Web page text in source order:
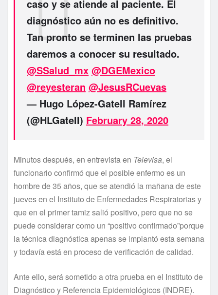
caso y se atiende al paciente. El
diagnóstico aún no es definitivo.
Tan pronto se terminen las pruebas
daremos a conocer su resultado.
@SSalud_mx @DGEMexico
@reyesteran @JesusRCuevas
— Hugo López-Gatell Ramírez
(@HLGatell) February 28, 2020
Minutos después, en entrevista en Televisa, el
funcionario confirmó que el posible enfermo es un
hombre de 35 años, que se atendió la mañana de este
jueves en el Instituto de Enfermedades Respiratorias y
que en el primer tamiz salió positivo, pero que no se
puede considerar como un “positivo confirmado”porque
la técnica diagnóstica apenas se implantó esta semana
y todavía está en proceso de verificación de calidad.
Ante ello, será sometido a otra prueba en el Instituto de
Diagnóstico y Referencia Epidemiológicos (INDRE).